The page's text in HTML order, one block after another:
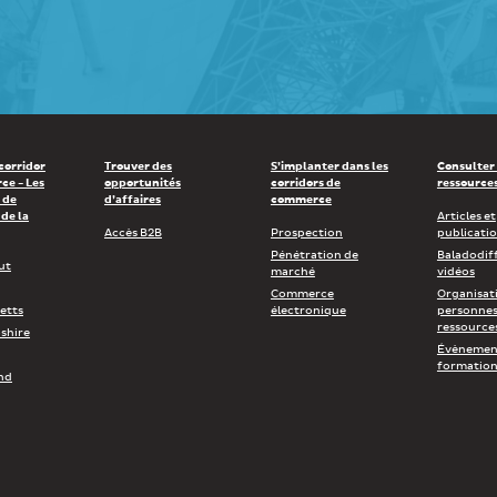
- Les
de
la
Trouver des
opportunités
d’affaires
Accès B2B
S’implanter dans les
corridors de
commerce
Prospection
Pénétration de
marché
Commerce
électronique
Consulter
Articles et
vidéos